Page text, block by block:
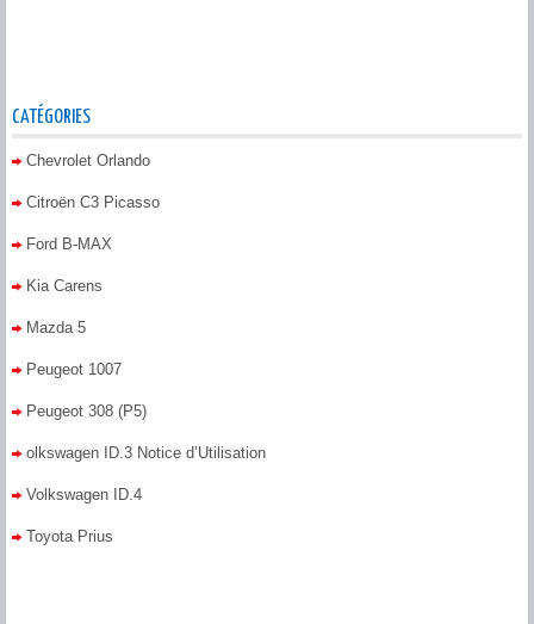
CATÉGORIES
Chevrolet Orlando
Citroën C3 Picasso
Ford B-MAX
Kia Carens
Mazda 5
Peugeot 1007
Peugeot 308 (P5)
olkswagen ID.3 Notice d’Utilisation
Volkswagen ID.4
Toyota Prius